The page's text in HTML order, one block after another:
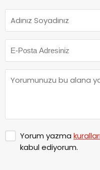
Yorum yazma
kabul ediyorum.